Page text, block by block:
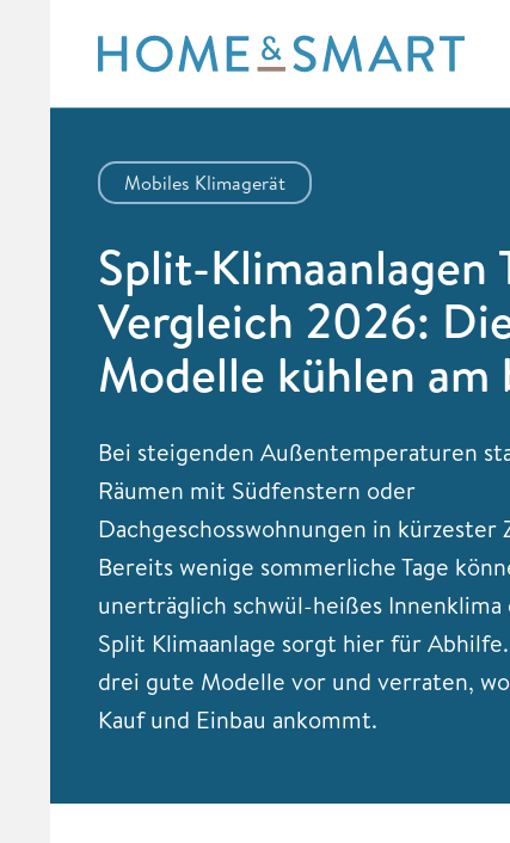
content
Mobiles Klimagerät
Split-Klimaanlagen
Vergleich 2026:
Modelle kühlen am
Bei steigenden Außentemperaturen
Räumen mit Südfenstern oder
Dachgeschosswohnungen in kürzester
Bereits wenige sommerliche Tage
unerträglich schwül-heißes Innenklima
Split Klimaanlage sorgt hier für
drei gute Modelle vor und verraten,
Kauf und Einbau ankommt.